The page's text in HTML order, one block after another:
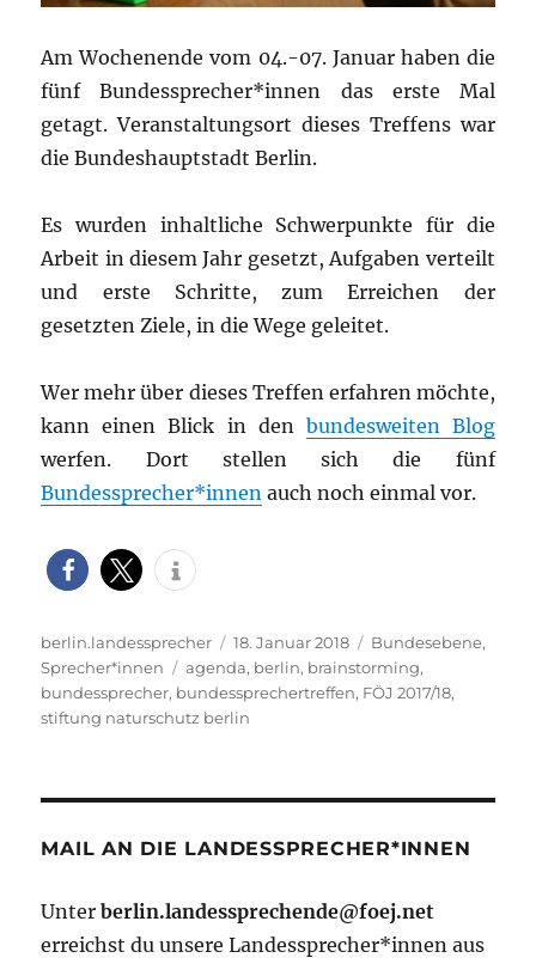
Am Wochenende vom 04.-07. Januar haben die
fünf Bundessprecher*innen das erste Mal
getagt. Veranstaltungsort dieses Treffens war
die Bundeshauptstadt Berlin.
Es wurden inhaltliche Schwerpunkte für die
Arbeit in diesem Jahr gesetzt, Aufgaben verteilt
und erste Schritte, zum Erreichen der
gesetzten Ziele, in die Wege geleitet.
Wer mehr über dieses Treffen erfahren möchte,
kann einen Blick in den bundesweiten Blog
werfen. Dort stellen sich die fünf
Bundessprecher*innen auch noch einmal vor.
Autor
berlin.landessprecher
Veröffentlicht
am
18. Januar 2018 Kategorien
Bundesebene,
Sprecher*innen
Schlagwörter
agenda, berlin, brainstorming,
bundessprecher, bundessprechertreffen, FÖJ 2017/18,
stiftung naturschutz berlin
MAIL AN DIE LANDESSPRECHER*INNEN
Unterberlin.landessprechende@foej.net
erreichst du unsere Landessprecher*innen aus